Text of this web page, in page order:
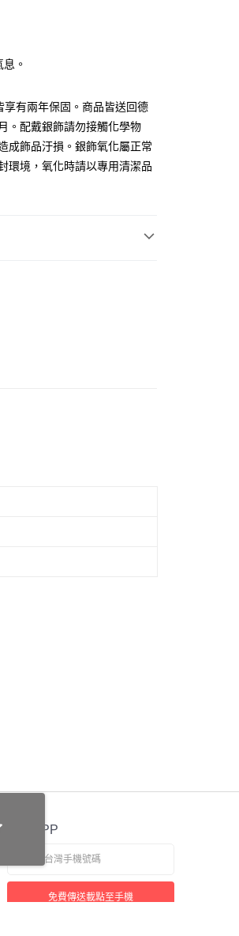
運費
。
有兩年保固。商品皆送回德
。配戴銀飾請勿接觸化學物
成飾品汙損。銀飾氧化屬正常
環境，氧化時請以專用清潔品
官方APP
免費傳送載點至手機